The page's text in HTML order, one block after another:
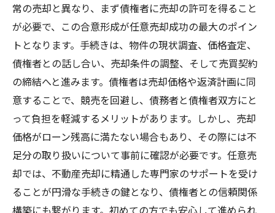
常の売却と異なり、まず債権者に売却の許可を得ること
が必要で、この合意形成が任意売却成功の最大のポイン
トとなります。手続きは、物件の現状調査、価格査定、
債権者との話し合い、売却条件の調整、そして売買契約
の締結へと進みます。債権者は売却価格や返済計画に同
意することで、競売を回避し、債務者と債権者双方にと
って負担を軽減するメリットがあります。しかし、売却
価格がローン残高に満たない場合もあり、その際には不
足分の取り扱いについて事前に確認が必要です。任意売
却では、不動産売却に精通した専門家のサポートを受け
ることが円滑な手続きの鍵となり、債権者との信頼関係
構築にも繋がります。初めての方でも安心して進められ